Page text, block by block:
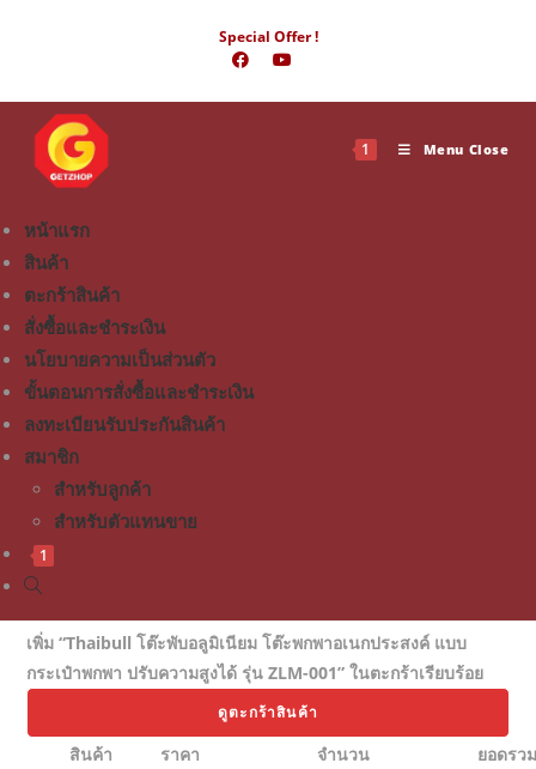
Special Offer !
1 Menu Close
หน้าแรก
สินค้า
ตะกร้าสินค้า
สั่งซื้อและชำระเงิน
นโยบายความเป็นส่วนตัว
ขั้นตอนการสั่งซื้อและชำระเงิน
ลงทะเบียนรับประกันสินค้า
สมาชิก
สำหรับลูกค้า
สำหรับตัวแทนขาย
1
เพิ่ม “Thaibull โต๊ะพับอลูมิเนียม โต๊ะพกพาอเนกประสงค์ แบบ
กระเป๋าพกพา ปรับความสูงได้ รุ่น ZLM-001” ในตะกร้าเรียบร้อย
ดูตะกร้าสินค้า
สินค้า ราคา จำนวน ยอดรว